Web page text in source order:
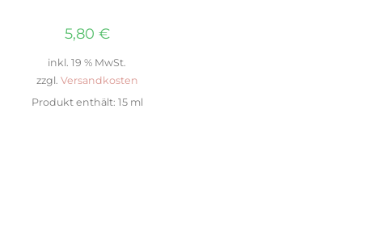
5,80 €
inkl. 19 % MwSt.
zzgl. Versandkosten
Produkt enthält: 15 ml